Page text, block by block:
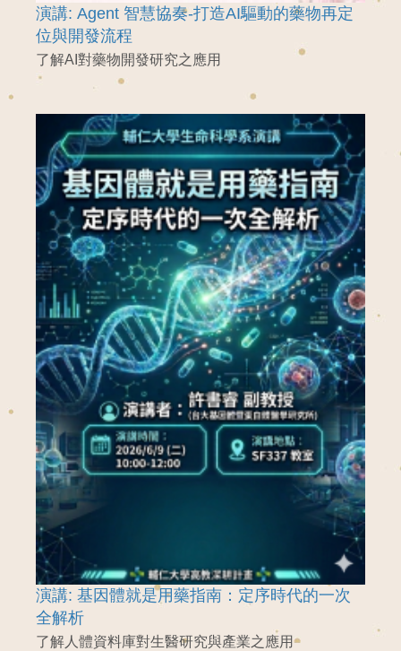
演講: Agent 智慧協奏-打造AI驅動的藥物再定
位與開發流程
了解AI對藥物開發研究之應用
演講: 基因體就是用藥指南：定序時代的一次
全解析
了解人體資料庫對生醫研究與產業之應用